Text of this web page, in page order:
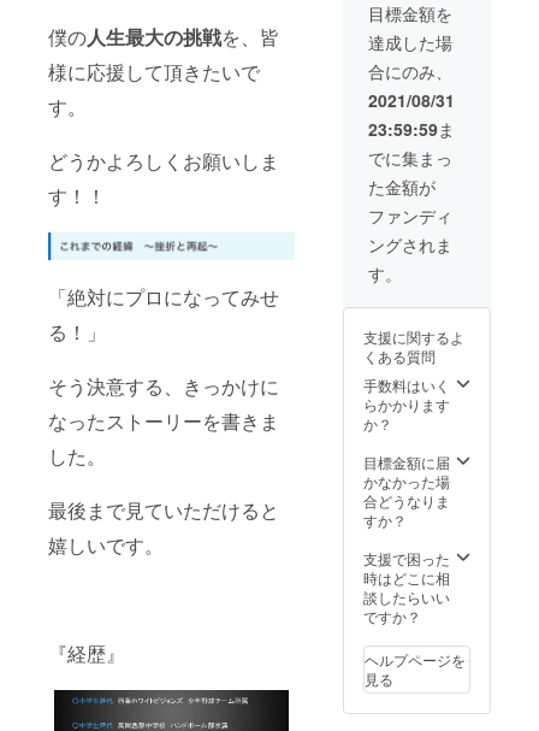
僕の人生最大の挑戦を、皆
様に応援して頂きたいで
す。
どうかよろしくお願いしま
す！！
「絶対にプロになってみせ
る！」
そう決意する、きっかけに
なったストーリーを書きま
した。
最後まで見ていただけると
嬉しいです。
『経歴』
ださ
い。
（任
意） ・
備考欄
に連絡
先のご
記入を
お願い
いたし
ます
（携帯
番号・
instagr
am）ど
ちらで
も大丈
夫です
さい。
（サイ
ンのみ
の方は
「な
し」と
ご記入
くださ
い。）
目標金額を
達成した場
合にのみ、
2021/08/31
23:59:59ま
でに集まっ
た金額が
ファンディ
ングされま
す。
支援に関するよ
くある質問
手数料はいく
らかかります
か？
目標金額に届
かなかった場
合どうなりま
すか？
支援で困った
時はどこに相
談したらいい
ですか？
ヘルプページを
見る